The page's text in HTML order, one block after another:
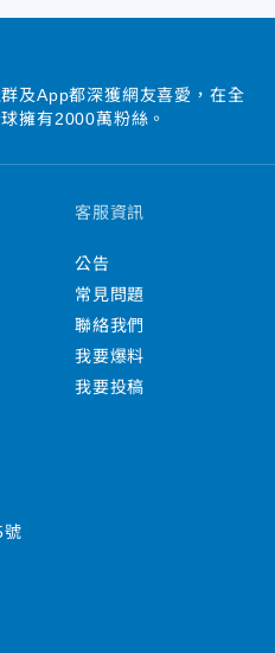
及App都深獲網友喜愛，在全
擁有2000萬粉絲。
客服資訊
公告
常見問題
聯絡我們
我要爆料
我要投稿
號